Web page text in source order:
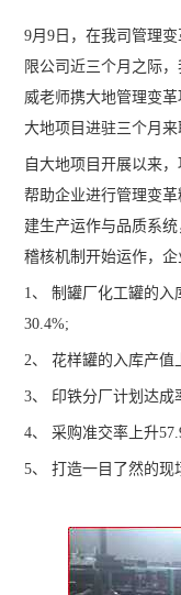
9月9日，在我司管理
限公司近三个月之际
威老师携大地管理变
大地项目进驻三个月来
自大地项目开展以来
帮助企业进行管理变
建生产运作与品质系
稽核机制开始运作，
1、 制罐厂化工罐的入
30.4%;
2、 花样罐的入库产值
3、 印铁分厂计划达成
4、 采购准交率上升
5、 打造一目了然的现